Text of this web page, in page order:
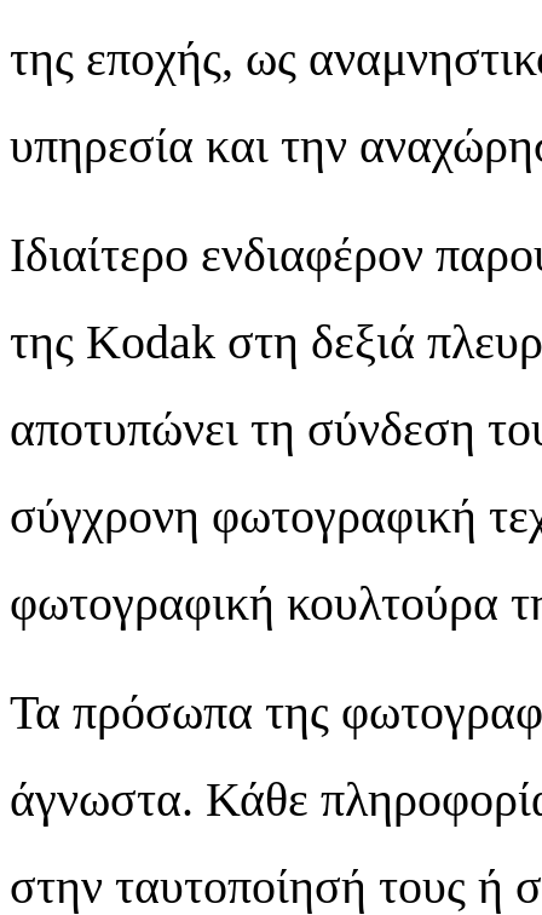
της εποχής, ως
υπηρεσία και την
Ιδιαίτερο ενδιαφέρον
της Kodak στη δεξιά
αποτυπώνει τη σύνδεση
σύγχρονη φωτογραφική
φωτογραφική κουλτούρα
Τα πρόσωπα της
άγνωστα. Κάθε
στην ταυτοποίησή τους ή